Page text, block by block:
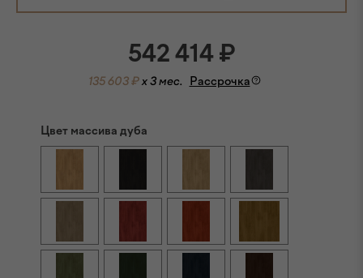
542 414₽
135 603 ₽ x 3 мес. Рассрочка
Цвет массива дуба